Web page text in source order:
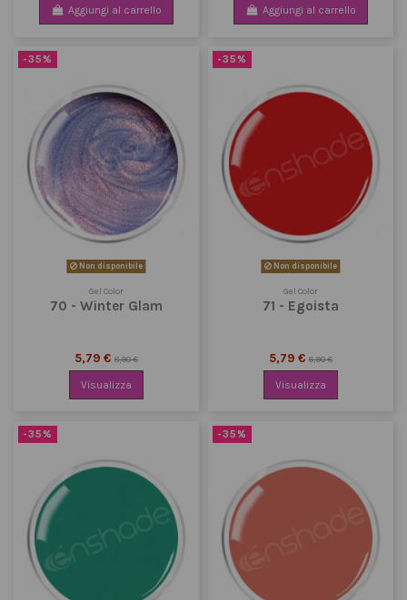
Aggiungi al carrello Aggiungi al carrello
-35%
Non disponibile
Gel Color
70 - Winter Glam
5,79 € 8,90 €
Visualizza
-35%
Non disponibile
Gel Color
71 - Egoista
5,79 €8,90 €
Visualizza
-35% -35%